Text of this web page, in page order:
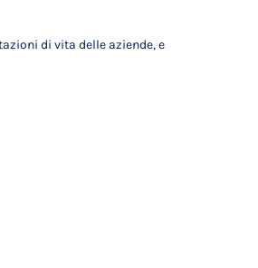
di vita delle aziende, e